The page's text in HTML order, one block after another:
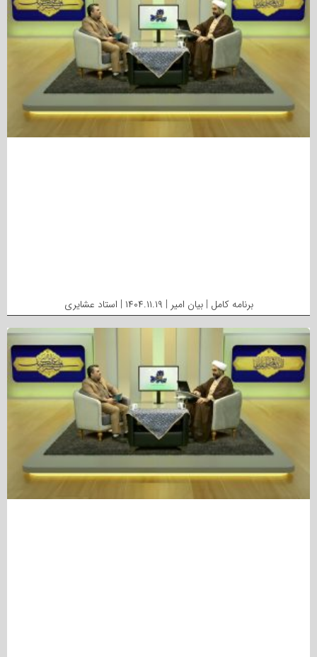
برنامه کامل | بیان امیر | ۱۴۰۴.۱۱.۱۹ | استاد عشایری